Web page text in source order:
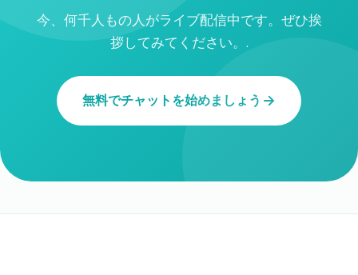
今、何千人もの人がライブ配信中です。ぜひ挨
拶してみてください。.
無料でチャットを始めましょう